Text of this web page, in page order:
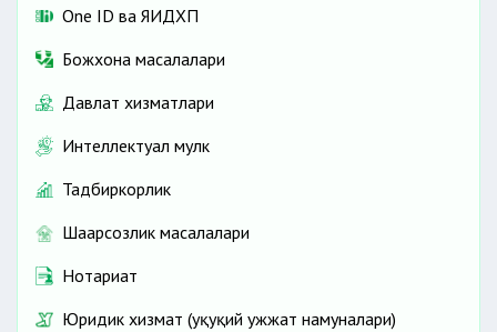
One ID ва ЯИДХП
Божхона масалалари
Давлат хизматлари
Интеллектуал мулк
Тадбиркорлик
Шаҳарсозлик масалалари
Нотариат
Юридик хизмат (ҳуқуқий ҳужжат намуналари)